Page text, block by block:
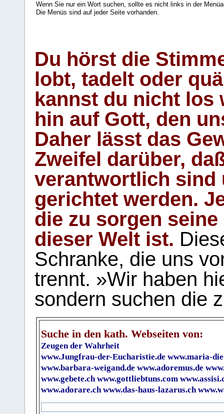
Wenn Sie nur ein Wort suchen, sollte es nicht links in der
Die Menüs sind auf jeder Seite vorhanden..
Du hörst die
lobt, tadelt oder
kannst du nicht los
hin auf Gott, den
Daher lässt das
Zweifel darüber,
verantwortlich sind
gerichtet werden.
die zu sorgen
dieser Welt ist.
Schranke, die uns
trennt. »Wir haben
sondern suchen die
Suche in den kath. Webseiten von:
Zeugen der Wahrheit
www.Jungfrau-der-Eucharistie.de www.maria-
www.barbara-weigand.de www.adoremus.de
www.gebete.ch www.gottliebtuns.com
www.adorare.ch www.das-haus-lazarus.ch